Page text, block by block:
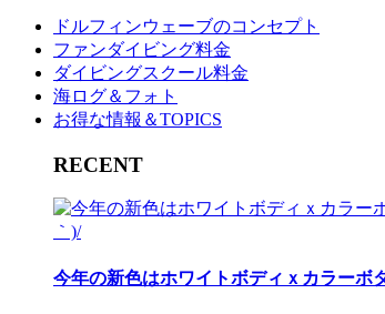
ドルフィンウェーブのコンセプト
ファンダイビング料金
ダイビングスクール料金
海ログ＆フォト
お得な情報＆TOPICS
RECENT
今年の新色はホワイトボディｘカラー